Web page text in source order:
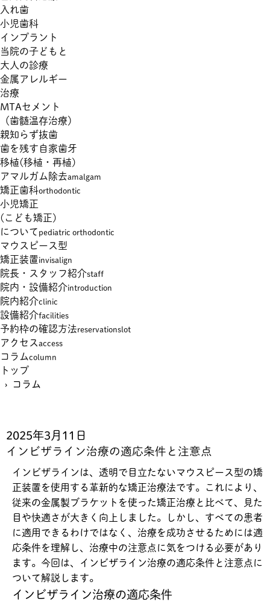
入れ歯
小児歯科
インプラント
当院の子どもと
大人の診療
金属アレルギー
治療
MTAセメント
（歯髄温存治療）
親知らず抜歯
歯を残す自家歯牙
移植(移植・再植)
アマルガム除去amalgam
矯正歯科orthodontic
小児矯正
(こども矯正)
についてpediatric orthodontic
マウスピース型
矯正装置invisalign
院長・スタッフ紹介staff
院内・設備紹介introduction
院内紹介clinic
設備紹介facilities
予約枠の確認方法reservationslot
アクセスaccess
コラムcolumn
トップ
› コラム
2025年3月11日
インビザライン治療の適応条件と注意点
インビザラインは、透明で目立たないマウスピース型の矯
正装置を使用する革新的な矯正治療法です。これにより、
従来の金属製ブラケットを使った矯正治療と比べて、見た
目や快適さが大きく向上しました。しかし、すべての患者
に適用できるわけではなく、治療を成功させるためには適
応条件を理解し、治療中の注意点に気をつける必要があり
ます。今回は、インビザライン治療の適応条件と注意点に
ついて解説します。
インビザライン治療の適応条件